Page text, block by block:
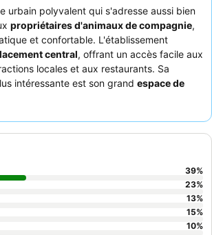
urbain polyvalent qui s'adresse aussi bien
propriétaires d'animaux de compagnie,
et confortable. L'établissement
central, offrant un accès facile aux
locales et aux restaurants. Sa
intéressante est son grand espace de
grands. Les clients louent
que les offres de petit-déjeuner
mitigées. Pour une expérience plus
à demander une chambre avec une douche
une climatisation fonctionnelle.
39%
23%
13%
15%
10%